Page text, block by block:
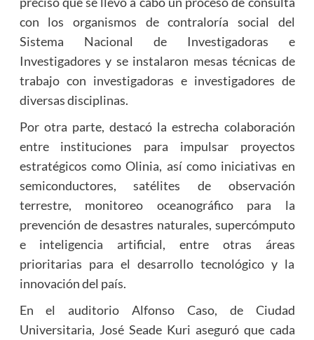
con los organismos de contraloría social del
Sistema Nacional de Investigadoras e
Investigadores y se instalaron mesas técnicas de
trabajo con investigadoras e investigadores de
diversas disciplinas.
Por otra parte, destacó la estrecha colaboración
entre instituciones para impulsar proyectos
estratégicos como Olinia, así como iniciativas en
semiconductores, satélites de observación
terrestre, monitoreo oceanográfico para la
prevención de desastres naturales, supercómputo
e inteligencia artificial, entre otras áreas
prioritarias para el desarrollo tecnológico y la
innovación del país.
En el auditorio Alfonso Caso, de Ciudad
Universitaria, José Seade Kuri aseguró que cada